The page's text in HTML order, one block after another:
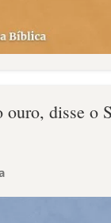
disse o